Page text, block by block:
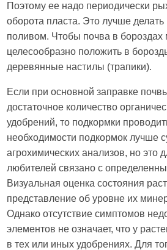
Поэтому ее надо периодически
оборота пласта. Это лучше
поливом. Чтобы почва в бороздах
целесообразно положить в
деревянные настилы (трапики).
Если при основной заправке
достаточное количество
удобрений, то подкормки
необходимости подкормок лучше
агрохимических анализов, но это
любителей связано с
Визуальная оценка состояния
представление об уровне их
Однако отсутствие симптомов
элементов не означает, что у
в тех или иных удобрениях. Для